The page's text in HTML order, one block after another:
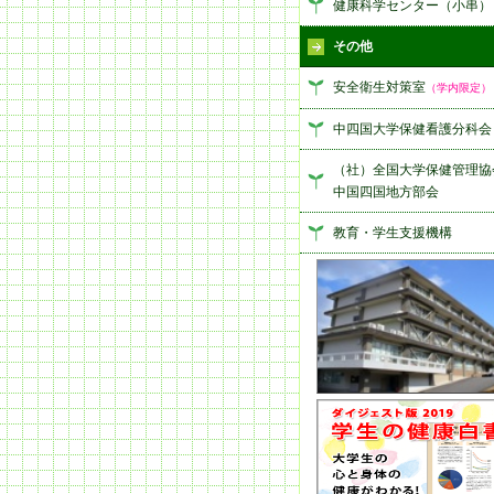
健康科学センター（小串）
その他
安全衛生対策室 （学内限定）
中四国大学保健看護分科会
（社）全国大学保健管理
中国四国地方部会
教育・学生支援機構